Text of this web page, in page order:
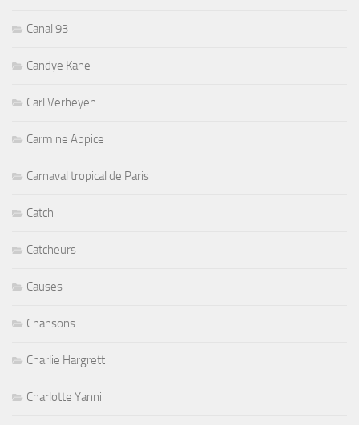
Canal 93
Candye Kane
Carl Verheyen
Carmine Appice
Carnaval tropical de Paris
Catch
Catcheurs
Causes
Chansons
Charlie Hargrett
Charlotte Yanni